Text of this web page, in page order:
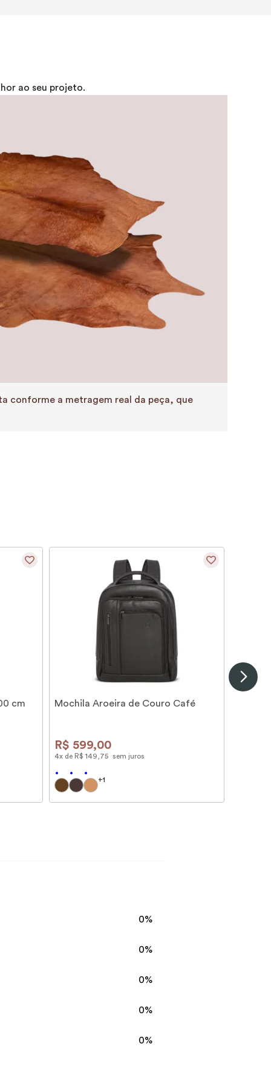
ao seu projeto.
conforme a metragem real da peça, que
cm Mochila Aroeira de Couro Café
R$ 599,00
4x de R$ 149 75 sem juros
+1
0%
0%
0%
0%
0%